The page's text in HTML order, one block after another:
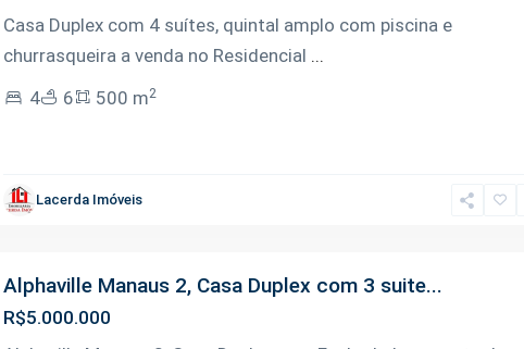
Casa Duplex com 4 suítes, quintal amplo com piscina e
churrasqueira a venda no Residencial ...
4
6 500 m2
Lacerda Imóveis
Alphaville Manaus 2, Casa Duplex com 3 suite...
R$5.000.000